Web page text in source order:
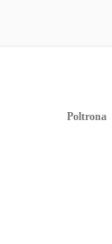
Poltrona